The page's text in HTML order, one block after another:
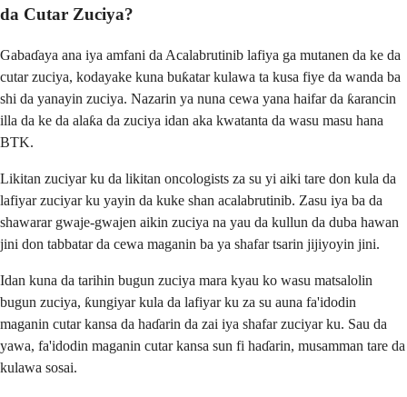
da Cutar Zuciya?
Gabaɗaya ana iya amfani da Acalabrutinib lafiya ga mutanen da ke da
cutar zuciya, kodayake kuna buƙatar kulawa ta kusa fiye da wanda ba
shi da yanayin zuciya. Nazarin ya nuna cewa yana haifar da ƙarancin
illa da ke da alaƙa da zuciya idan aka kwatanta da wasu masu hana
BTK.
Likitan zuciyar ku da likitan oncologists za su yi aiki tare don kula da
lafiyar zuciyar ku yayin da kuke shan acalabrutinib. Zasu iya ba da
shawarar gwaje-gwajen aikin zuciya na yau da kullun da duba hawan
jini don tabbatar da cewa maganin ba ya shafar tsarin jijiyoyin jini.
Idan kuna da tarihin bugun zuciya mara kyau ko wasu matsalolin
bugun zuciya, ƙungiyar kula da lafiyar ku za su auna fa'idodin
maganin cutar kansa da haɗarin da zai iya shafar zuciyar ku. Sau da
yawa, fa'idodin maganin cutar kansa sun fi haɗarin, musamman tare da
kulawa sosai.